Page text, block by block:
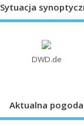
Sytuacja
DWD.de
Aktualna pogoda